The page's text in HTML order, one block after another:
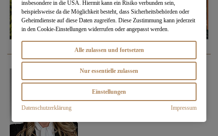
insbesondere in die USA. Hiermit kann ein Risiko verbunden sein,
beispielsweise da die Möglichkeit besteht, dass Sicherheitsbehörden oder
Geheimdienste auf diese Daten zugreifen. Diese Zustimmung kann jederzeit
in den Cookie-Einstellungen widerrufen oder angepasst werden.
Alle zulassen und fortsetzen
Nur essentielle zulassen
Einstellungen
Datenschutzerklärung Impressum